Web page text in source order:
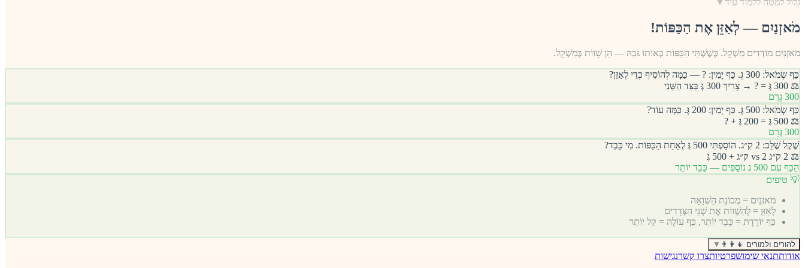
מֹאזְנַיִם — לְאַזֵּן אֶת הַכַּפּוֹת!
מֹאזְנַיִם מוֹדְדִים מִשְׁקָל. כְּשֶׁשְּׁתֵּי הַכַּפּוֹת בְּאוֹתוֹ גֹּבַהּ — הֵן שָׁווֹת בְּמִשְׁקָל.
כַּף שְׂמֹאל: 300 גְּ. כַּף יָמִין: ? — כַּמָּה לְהוֹסִיף כְּדֵי לְאַזֵּן?
⚖️ 300 גְּ = ? → צָרִיךְ 300 גְּ בַּצַּד הַשֵּׁנִי
300 גְּרָם
כַּף שְׂמֹאל: 500 גְּ. כַּף יָמִין: 200 גְּ. כַּמָּה עוֹד?
⚖️ 500 גְּ = 200 גְּ + ?
300 גְּרָם
שֶׁקֶל שֶׁלֵּב: 2 קִ״ג. הוֹסַפְתִּי 500 גְּ לְאַחַת הַכַּפּוֹת. מִי כָּבֵד?
⚖️ 2 ק״ג vs 2 ק״ג + 500 גְּ
הַכַּף עִם 500 גְּ נוֹסָפִים — כָּבֵד יוֹתֵר
💡 טיפים
מֹאזְנַיִם = מְכוֹנַת הַשְׁוָאָה
לְאַזֵּן = לְהַשְׁווֹת אֶת שְׁנֵי הַצְּדָדִים
כַּף יוֹרֶדֶת = כָּבֵד יוֹתֵר, כַּף עוֹלָה = קַל יוֹתֵר
להורים ולמורים 👨‍👩‍👧 ▼
אודותתנאי שימושפרטיותצרו קשרנגישות